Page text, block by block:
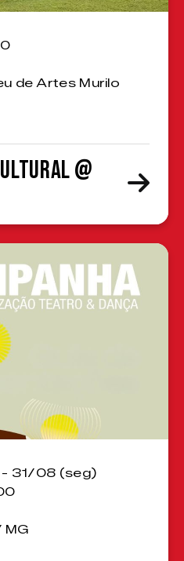
de Artes Murilo
@
31/08 (seg)
MG